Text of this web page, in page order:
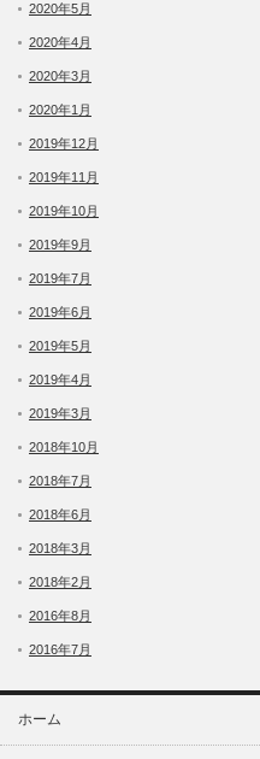
2020年5月
2020年4月
2020年3月
2020年1月
2019年12月
2019年11月
2019年10月
2019年9月
2019年7月
2019年6月
2019年5月
2019年4月
2019年3月
2018年10月
2018年7月
2018年6月
2018年3月
2018年2月
2016年8月
2016年7月
ホーム